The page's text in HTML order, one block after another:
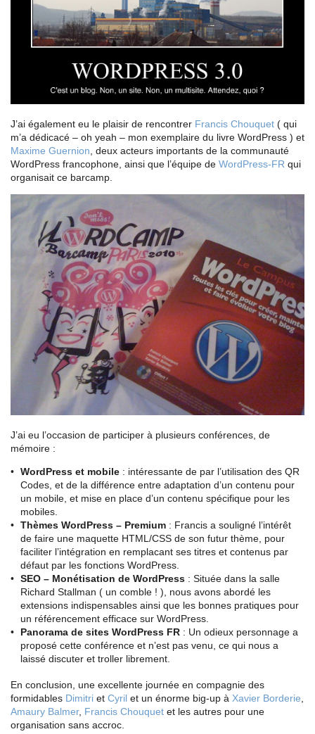
J’ai également eu le plaisir de rencontrer Francis Chouquet ( qui
m’a dédicacé – oh yeah – mon exemplaire du livre WordPress ) et
Maxime Guernion , deux acteurs importants de la communauté
WordPress francophone, ainsi que l’équipe de WordPress-FR qui
organisait ce barcamp.
J’ai eu l’occasion de participer à plusieurs conférences, de
mémoire :
WordPress et mobile : intéressante de par l’utilisation des QR
Codes, et de la différence entre adaptation d’un contenu pour
un mobile, et mise en place d’un contenu spécifique pour les
mobiles.
Thèmes WordPress – Premium : Francis a souligné l’intérêt
de faire une maquette HTML/CSS de son futur thème, pour
faciliter l’intégration en remplacant ses titres et contenus par
défaut par les fonctions WordPress.
SEO – Monétisation de WordPress : Située dans la salle
Richard Stallman ( un comble ! ), nous avons abordé les
extensions indispensables ainsi que les bonnes pratiques pour
un référencement efficace sur WordPress.
Panorama de sites WordPress FR : Un odieux personnage a
proposé cette conférence et n’est pas venu, ce qui nous a
laissé discuter et troller librement.
En conclusion, une excellente journée en compagnie des
formidables Dimitri et Cyril et un énorme big-up à Xavier Borderie
Amaury Balmer, Francis Chouquet et les autres pour une
organisation sans accroc.